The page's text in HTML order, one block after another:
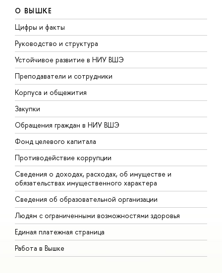
О ВЫШКЕ
Цифры и факты
Руководство и структура
Устойчивое развитие в НИУ ВШЭ
Преподаватели и сотрудники
Корпуса и общежития
Закупки
Обращения граждан в НИУ ВШЭ
Фонд целевого капитала
Противодействие коррупции
Сведения о доходах, расходах, об имуществе и
обязательствах имущественного характера
Сведения об образовательной организации
Людям с ограниченными возможностями здоровья
Единая платежная страница
Работа в Вышке